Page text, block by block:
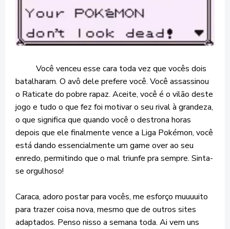
Você venceu esse cara toda vez que vocês dois
batalharam. O avô dele prefere você. Você assassinou
o Raticate do pobre rapaz. Aceite, você é o vilão deste
jogo e tudo o que fez foi motivar o seu rival à grandeza,
o que significa que quando você o destrona horas
depois que ele finalmente vence a Liga Pokémon, você
está dando essencialmente um game over ao seu
enredo, permitindo que o mal triunfe pra sempre. Sinta-
se orgulhoso!
Caraca, adoro postar para vocês, me esforço muuuuito
para trazer coisa nova, mesmo que de outros sites
adaptados. Penso nisso a semana toda. Ai vem uns